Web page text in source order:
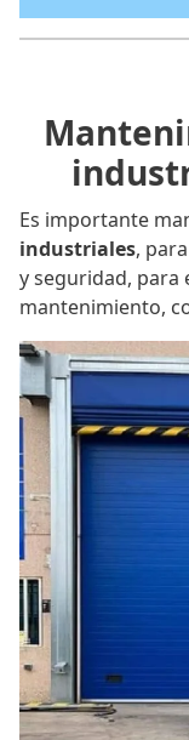
Es importante
industriales,
y seguridad, para
mantenimiento,